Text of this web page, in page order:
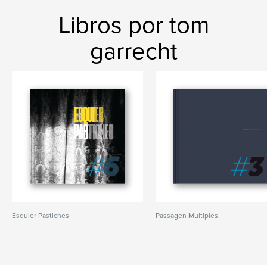
Libros por tom
garrecht
Esquier Pastiches Passagen Multiples